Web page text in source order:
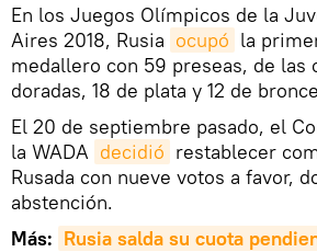
En los Juegos Olímpicos de la
Aires 2018, Rusia ocupó la
medallero con 59 preseas, de las
doradas, 18 de plata y 12 de
El 20 de septiembre pasado, el
la WADA decidió restablecer
Rusada con nueve votos a favor,
abstención.
Más: Rusia salda su cuota